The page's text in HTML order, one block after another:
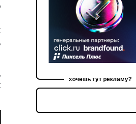
хочешь тут рекламу?